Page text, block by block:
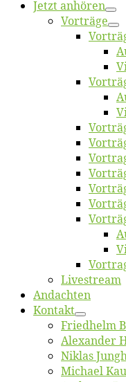
Jetzt an­hö­ren
Vor­trä­ge
Live­stream
An­dach­ten
Kon­takt
Fried­helm
Alex­an­der
Ni­klas
Mi­cha­el